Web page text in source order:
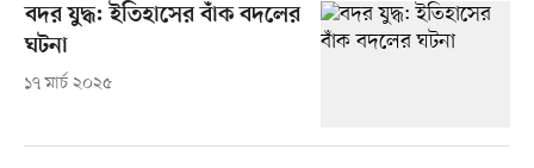
বদর যুদ্ধ: ইতিহাসের বাঁক বদলের
ঘটনা
১৭ মার্চ ২০২৫